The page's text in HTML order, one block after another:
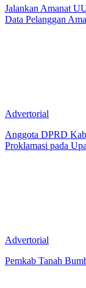
Jalankan Amanat
Data Pelanggan
Advertorial
Anggota DPRD
Proklamasi pada
Advertorial
Pemkab Tanah